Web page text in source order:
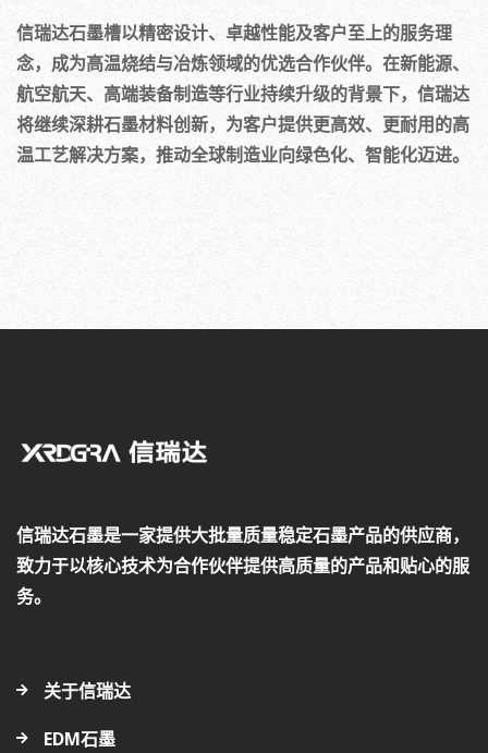
信瑞达石墨槽以精密设计、卓越性能及客户至上的服务理
念，成为高温烧结与冶炼领域的优选合作伙伴。在新能源、
航空航天、高端装备制造等行业持续升级的背景下，信瑞达
将继续深耕石墨材料创新，为客户提供更高效、更耐用的高
温工艺解决方案，推动全球制造业向绿色化、智能化迈进。
信瑞达石墨是一家提供大批量质量稳定石墨产品的供应商，
致力于以核心技术为合作伙伴提供高质量的产品和贴心的服
务。
关于信瑞达
EDM石墨